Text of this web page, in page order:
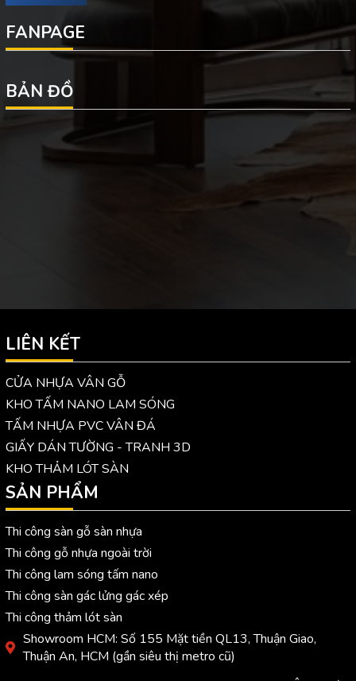
FANPAGE
BẢN ĐỒ
LIÊN KẾT
CỬA NHỰA VÂN GỖ
KHO TẤM NANO LAM SÓNG
TẤM NHỰA PVC VÂN ĐÁ
GIẤY DÁN TƯỜNG - TRANH 3D
KHO THẢM LÓT SÀN
SẢN PHẨM
Thi công sàn gỗ sàn nhựa
Thi công gỗ nhựa ngoài trời
Thi công lam sóng tấm nano
Thi công sàn gác lửng gác xép
Thi công thảm lót sàn
Showroom HCM: Số 155 Mặt tiền QL13, Thuận Giao,
Thuận An, HCM (gần siêu thị metro cũ)